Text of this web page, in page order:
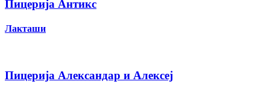
Пицерија Антикс
Лакташи
Пицерија Александар и Алексеј